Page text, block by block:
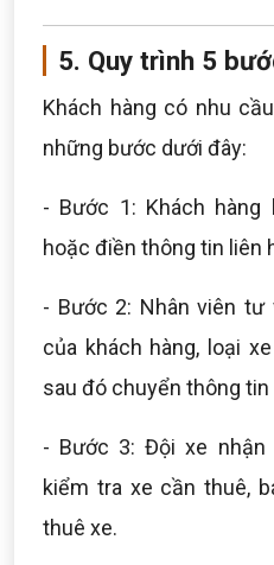
5. Quy trình 5
Khách hàng có nhu
những bước dưới đây:
- Bước 1: Khách
hoặc điền thông tin liên
- Bước 2: Nhân viên tư
của khách hàng, loại
sau đó chuyển thông tin
- Bước 3: Đội xe nhận
kiểm tra xe cần thuê,
thuê xe.